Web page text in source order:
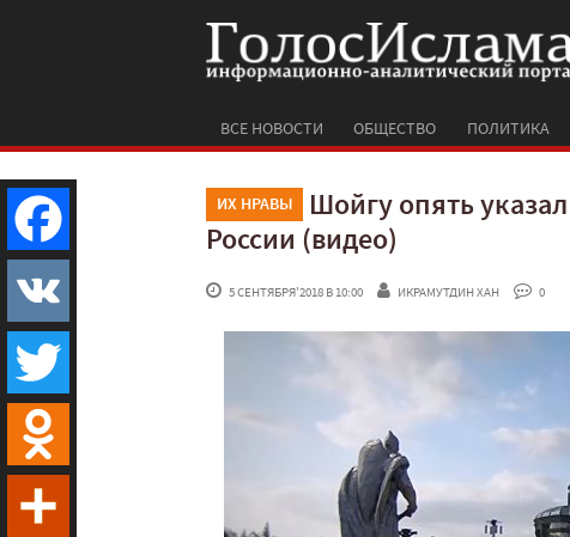
ВСЕ НОВОСТИ ОБЩЕСТВО ПОЛИТИКА
ИХ НРАВЫ
Шойгу опять
России (видео)
5 СЕНТЯБРЯ'2018 В 10:00 ИКРАМУТДИН ХАН 0
Facebook
VK
Twitter
Odnoklassniki